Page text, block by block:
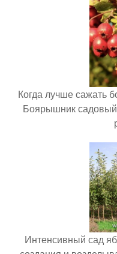
Когда лучше сажать
Боярышник
Интенсивный сад